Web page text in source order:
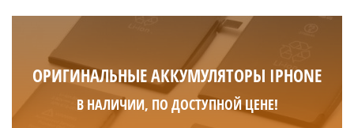
ОРИГИНАЛЬНЫЕ АККУМУЛЯТОРЫ IPHONE
В НАЛИЧИИ, ПО ДОСТУПНОЙ ЦЕНЕ!